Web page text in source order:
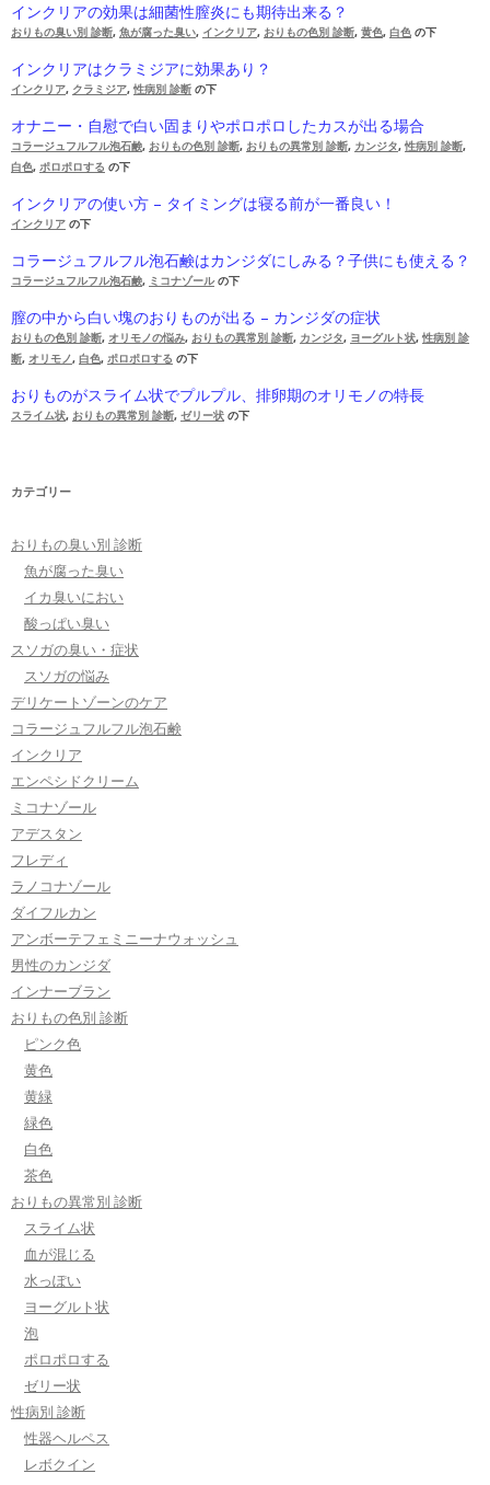
インクリアの効果は細菌性膣炎にも期待出来る？
おりもの臭い別 診断, 魚が腐った臭い, インクリア, おりもの色別 診断, 黄色, 白色 の下
インクリアはクラミジアに効果あり？
インクリア, クラミジア, 性病別 診断 の下
オナニー・自慰で白い固まりやポロポロしたカスが出る場合
コラージュフルフル泡石鹸, おりもの色別 診断, おりもの異常別 診断, カンジタ, 性病別 診断,
白色, ポロポロする の下
インクリアの使い方 – タイミングは寝る前が一番良い！
インクリア の下
コラージュフルフル泡石鹸はカンジダにしみる？子供にも使える？
コラージュフルフル泡石鹸, ミコナゾールの下
膣の中から白い塊のおりものが出る – カンジダの症状
おりもの色別 診断, オリモノの悩み, おりもの異常別 診断, カンジタ, ヨーグルト状, 性病別 診
断, オリモノ, 白色, ポロポロする の下
おりものがスライム状でプルプル、排卵期のオリモノの特長
スライム状, おりもの異常別 診断, ゼリー状 の下
カテゴリー
おりもの臭い別 診断
魚が腐った臭い
イカ臭いにおい
酸っぱい臭い
スソガの臭い・症状
スソガの悩み
デリケートゾーンのケア
コラージュフルフル泡石鹸
インクリア
エンペシドクリーム
ミコナゾール
アデスタン
フレディ
ラノコナゾール
ダイフルカン
アンボーテフェミニーナウォッシュ
男性のカンジダ
インナーブラン
おりもの色別 診断
ピンク色
黄色
黄緑
緑色
白色
茶色
おりもの異常別 診断
スライム状
血が混じる
水っぽい
ヨーグルト状
泡
ポロポロする
ゼリー状
性病別 診断
性器ヘルペス
レボクイン